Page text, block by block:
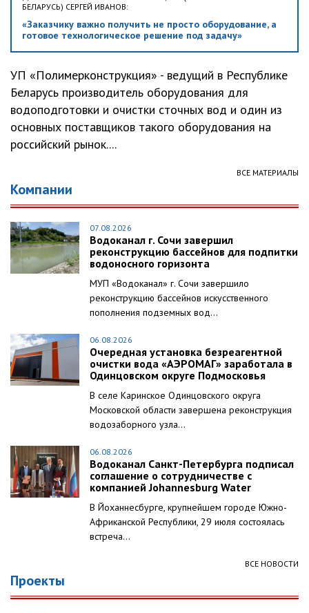
БЕЛАРУСЬ) СЕРГЕЙ ИВАНОВ:
«Заказчику важно получить не просто оборудование, а
готовое технологическое решение под задачу»
УП «Полимерконструкция» - ведущий в Республике
Беларусь производитель оборудования для
водоподготовки и очистки сточных вод и один из
основных поставщиков такого оборудования на
российский рынок....
ВСЕ МАТЕРИАЛЫ
Компании
07.08.2026
Водоканал г. Сочи завершил
реконструкцию бассейнов для подпитки
водоносного горизонта
МУП «Водоканал» г. Сочи завершило
реконструкцию бассейнов искусственного
пополнения подземных вод...
06.08.2026
Очередная установка безреагентной
очистки вода «АЭРОМАГ» заработала в
Одинцовском округе Подмосковья
В селе Каринское Одинцовского округа
Московской области завершена реконструкция
водозаборного узла...
06.08.2026
Водоканал Санкт-Петербурга подписал
соглашение о сотрудничестве с
компанией Johannesburg Water
В Йоханнесбурге, крупнейшем городе Южно-
Африканской Республики, 29 июля состоялась
встреча...
ВСЕ НОВОСТИ
Проекты